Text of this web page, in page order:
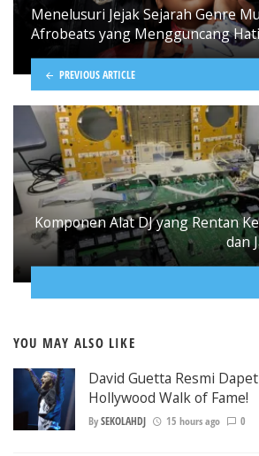
Menelusuri Jejak Sejarah Genre
Afrobeats yang Mengguncang
PREVIOUS ARTICLE
Komponen Alat DJ yang Rentan
dan
YOU MAY ALSO LIKE
David Guetta Resmi
Hollywood Walk of Fame!
BySEKOLAHDJ 15 hours ago 0